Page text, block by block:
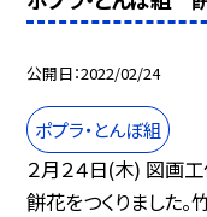
公開日 2022/02/24
ポプラ・とんぼ組
２月２４日(木) 図画
餅花をつくりました。